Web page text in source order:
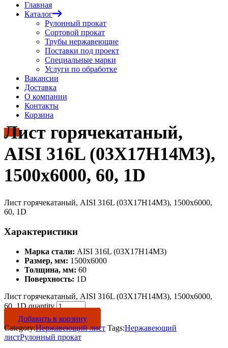
Главная
Каталог
Рулонный прокат
Сортовой прокат
Трубы нержавеющие
Поставки под проект
Специальные марки
Услуги по обработке
Вакансии
Доставка
О компании
Контакты
Корзина
Лист горячекатаный,
AISI 316L (03Х17Н14М3),
1500х6000, 60, 1D
Лист горячекатаный, AISI 316L (03Х17Н14М3), 1500х6000,
60, 1D
Характеристики
Марка стали: AISI 316L (03Х17Н14М3)
Размер, мм: 1500х6000
Толщина, мм: 60
Поверхность: 1D
Лист горячекатаный, AISI 316L (03Х17Н14М3), 1500х6000,
60, 1D quantity
Добавить в корзину
Category:Нержавеющий лист Tags:Нержавеющий
листРулонный прокат